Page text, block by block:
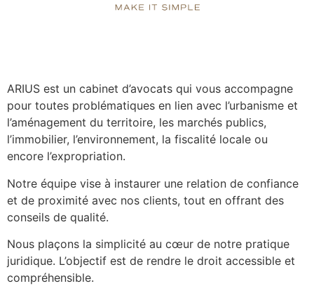
ARIUS est un cabinet d’avocats qui vous accompagne
pour toutes problématiques en lien avec l’urbanisme et
l’aménagement du territoire, les marchés publics,
l’immobilier, l’environnement, la fiscalité locale ou
encore l’expropriation.
Notre équipe vise à instaurer une relation de confiance
et de proximité avec nos clients, tout en offrant des
conseils de qualité.
Nous plaçons la simplicité au cœur de notre pratique
juridique. L’objectif est de rendre le droit accessible et
compréhensible.